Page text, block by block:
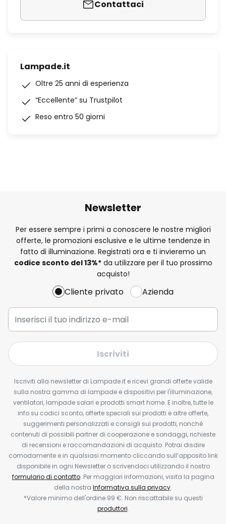
Contattaci
Lampade.it
Oltre 25 anni di esperienza
“Eccellente” su Trustpilot
Reso entro 50 giorni
Newsletter
Per essere sempre i primi a conoscere le nostre migliori
offerte, le promozioni esclusive e le ultime tendenze in
fatto di illuminazione. Registrati ora e ti invieremo un
codice sconto del13%*da utilizzare per il tuo prossimo
acquisto!
Cliente privato Azienda
Iscriviti
Iscriviti alla newsletter di Lampade.it e ricevi grandi offerte valide
sulla nostra gamma di lampade e dispositivi per l'illuminazione,
ventilatori, lampade solari e prodotti smart home. E inoltre, tutte le
info su codici sconto, offerte speciali sui prodotti e altre offerte,
suggerimenti personalizzati e consigli sui prodotti, nonché
contenuti di possibili partner di cooperazione e sondaggi, richieste
di recensioni e raccomandazioni di acquisto. Potrai disdire
comodamente e in qualsiasi momento cliccando sull’apposito link
disponibile in ogni Newsletter o scrivendoci utilizzando il nostro
formulario di contatto. Per maggiori informazioni, visita la pagina
della nostra Informativa sulla privacy.
*Valore minimo dell'ordine 99 €. Non riscattabile su questi
produttori.